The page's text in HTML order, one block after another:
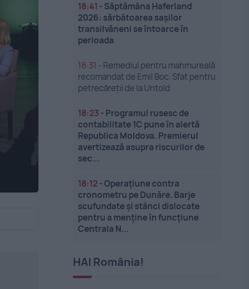
18:41 - Săptămâna Haferland
2026: sărbătoarea sașilor
transilvăneni se întoarce în
perioada
18:31 - Remediul pentru mahmureală
recomandat de Emil Boc. Sfat pentru
petrecăreții de la Untold
18:23 - Programul rusesc de
contabilitate 1C pune în alertă
Republica Moldova. Premierul
avertizează asupra riscurilor de
sec...
18:12 -Operațiune contra
cronometru pe Dunăre. Barje
scufundate și stânci dislocate
pentru a menține în funcțiune
Centrala N...
HAI România!